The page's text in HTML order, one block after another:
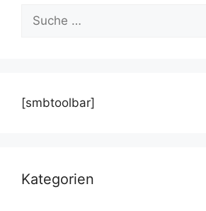
nach:
[smbtoolbar]
Kategorien